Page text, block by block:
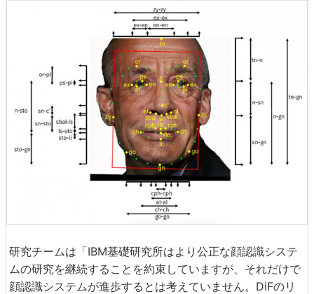
研究チームは「IBM基礎研究所はより公正な顔認識システ
ムの研究を継続することを約束していますが、それだけで
顔認識システムが進歩するとは考えていません。DiFのリ